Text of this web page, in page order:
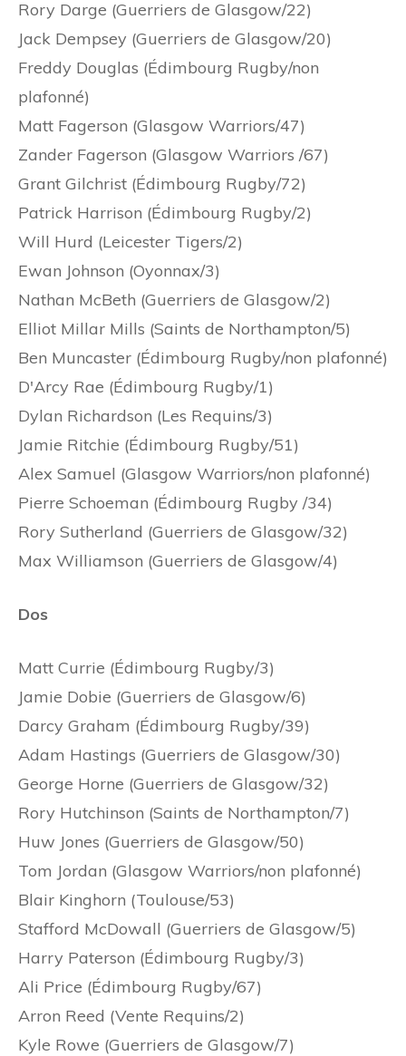
Rory Darge (Guerriers de Glasgow/22)
Jack Dempsey (Guerriers de Glasgow/20)
Freddy Douglas (Édimbourg Rugby/non
plafonné)
Matt Fagerson (Glasgow Warriors/47)
Zander Fagerson (Glasgow Warriors /67)
Grant Gilchrist (Édimbourg Rugby/72)
Patrick Harrison (Édimbourg Rugby/2)
Will Hurd (Leicester Tigers/2)
Ewan Johnson (Oyonnax/3)
Nathan McBeth (Guerriers de Glasgow/2)
Elliot Millar Mills (Saints de Northampton/5)
Ben Muncaster (Édimbourg Rugby/non plafonné)
D'Arcy Rae (Édimbourg Rugby/1)
Dylan Richardson (Les Requins/3)
Jamie Ritchie (Édimbourg Rugby/51)
Alex Samuel (Glasgow Warriors/non plafonné)
Pierre Schoeman (Édimbourg Rugby /34)
Rory Sutherland (Guerriers de Glasgow/32)
Max Williamson (Guerriers de Glasgow/4)
Dos
Matt Currie (Édimbourg Rugby/3)
Jamie Dobie (Guerriers de Glasgow/6)
Darcy Graham (Édimbourg Rugby/39)
Adam Hastings (Guerriers de Glasgow/30)
George Horne (Guerriers de Glasgow/32)
Rory Hutchinson (Saints de Northampton/7)
Huw Jones (Guerriers de Glasgow/50)
Tom Jordan (Glasgow Warriors/non plafonné)
Blair Kinghorn (Toulouse/53)
Stafford McDowall (Guerriers de Glasgow/5)
Harry Paterson (Édimbourg Rugby/3)
Ali Price (Édimbourg Rugby/67)
Arron Reed (Vente Requins/2)
Kyle Rowe (Guerriers de Glasgow/7)